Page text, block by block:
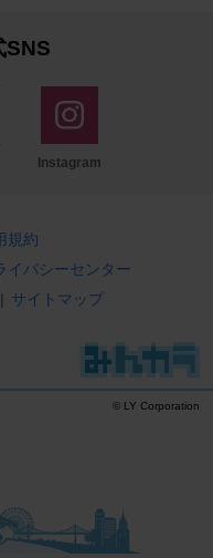
SNS
Instagram
規約
イバシーセンター
| サイトマップ
© LY Corporation